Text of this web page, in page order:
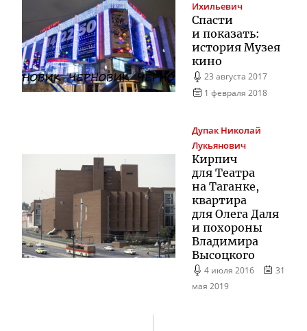
Ихильевич
Спасти
и показать:
история Музея
кино
23 августа 2017
1 февраля 2018
Дупак Николай
Лукьянович
Кирпич
для Театра
на Таганке,
квартира
для Олега Даля
и похороны
Владимира
Высоцкого
4 июля 2016
31
мая 2019